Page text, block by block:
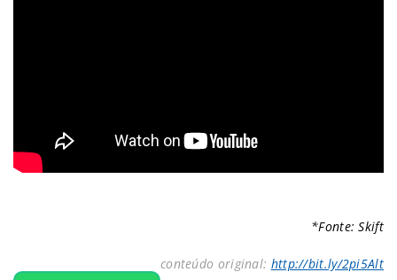
*Fonte: Skift
conteúdo original: http://bit.ly/2pi5Alt